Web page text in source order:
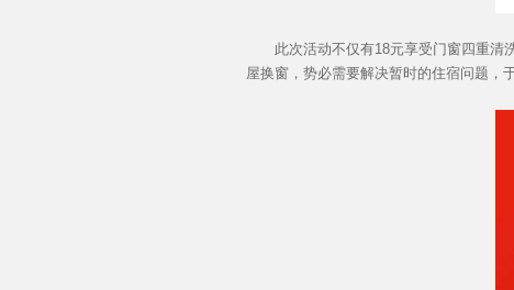
此次活动不仅有18元享受门窗四重清洗
屋换窗，势必需要解决暂时的住宿问题，